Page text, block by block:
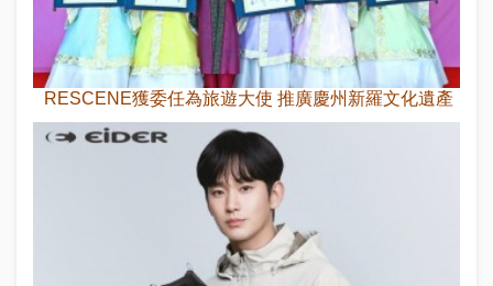
RESCENE獲委任為旅遊大使 推廣慶州新羅文化遺產